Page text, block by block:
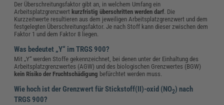
Der Überschreitungsfaktor gibt an, in welchem Umfang ein
Arbeitsplatzgrenzwert kurzfristig überschritten werden darf. Die
Kurzzeitwerte resultieren aus dem jeweiligen Arbeitsplatzgrenzwert und dem
festgelegten Überschreitungsfaktor. Je nach Stoff kann dieser zwischen dem
Faktor 1 und dem Faktor 8 liegen.
Was bedeutet „Y“ im TRGS 900?
Mit „Y“ werden Stoffe gekennzeichnet, bei denen unter der Einhaltung des
Arbeitsplatzgrenzwertes (AGW) und des biologischen Grenzwertes (BGW)
kein Risiko der Fruchtschädigung befürchtet werden muss.
Wie hoch ist der Grenzwert für Stickstoff(II)-oxid (NO2) nach
TRGS 900?